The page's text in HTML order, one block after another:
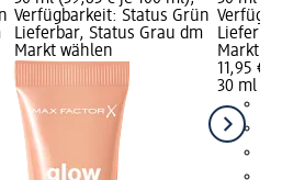
Verfügbarkeit: Status Grün
Lieferbar, Status Grau dm
Markt wählen
Markt
11,95 €
30 ml